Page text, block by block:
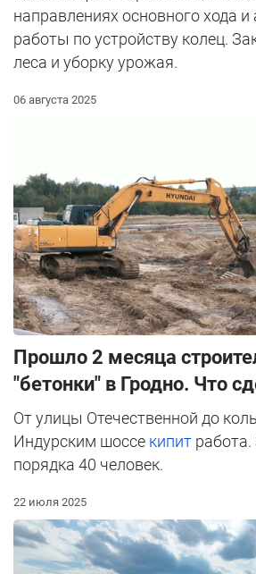
направлениях основного хода и
работы по устройству колец.
леса и уборку урожая.
06 августа 2025
Прошло 2 месяца
"бетонки" в Гродно. Что
От улицы Отечественной до
Индурским шоссе кипит работа.
порядка 40 человек.
22 июля 2025